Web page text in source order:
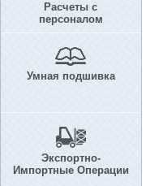
Расчеты с
персоналом
Умная подшивка
Экспортно-
Импортные Операции